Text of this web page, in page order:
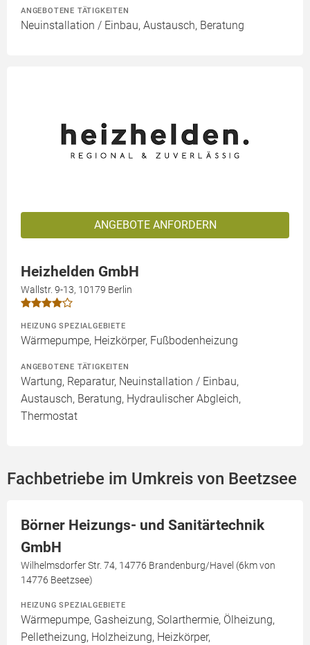
ANGEBOTENE TÄTIGKEITEN
Neuinstallation / Einbau, Austausch, Beratung
ANGEBOTE ANFORDERN
Heizhelden GmbH
Wallstr. 9-13, 10179 Berlin
HEIZUNG SPEZIALGEBIETE
Wärmepumpe, Heizkörper, Fußbodenheizung
ANGEBOTENE TÄTIGKEITEN
Wartung, Reparatur, Neuinstallation / Einbau,
Austausch, Beratung, Hydraulischer Abgleich,
Thermostat
Fachbetriebe im Umkreis von Beetzsee
Börner Heizungs- und Sanitärtechnik
GmbH
Wilhelmsdorfer Str. 74, 14776 Brandenburg/Havel (6km von
14776 Beetzsee)
HEIZUNG SPEZIALGEBIETE
Wärmepumpe, Gasheizung, Solarthermie, Ölheizung,
Pelletheizung, Holzheizung, Heizkörper,